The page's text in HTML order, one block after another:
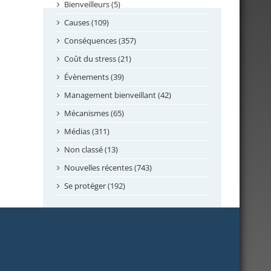
septembre 2024
août 2024
juillet 2024
juin 2024
mai 2024
avril 2024
février 2024
janvier 2024
novembre 2023
octobre 2023
septembre 2023
Bienveilleurs (5)
Causes (109)
Conséquences (357)
Coût du stress (21)
Évènements (39)
Management bienveillant (42)
Mécanismes (65)
Médias (311)
Non classé (13)
Nouvelles récentes (743)
Se protéger (192)